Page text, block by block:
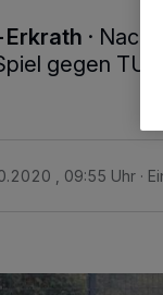
· Nach
gegen
, 09:55 Uhr